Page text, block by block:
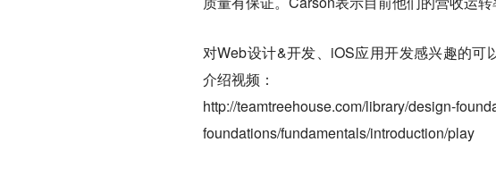
对Web设计&开发、iOS应用开发感兴趣的
介绍视频：
http://teamtreehouse.com/library/design-
foundations/fundamentals/introduction/play